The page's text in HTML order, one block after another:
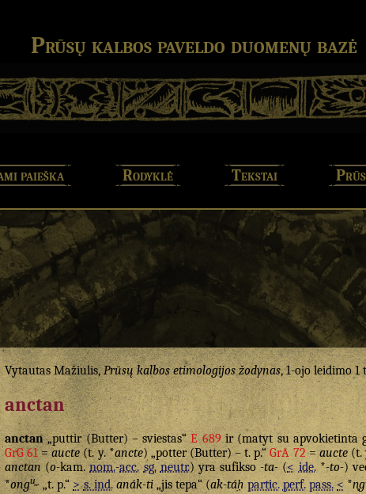
Prūsų kalbos paveldo duomenų bazė
paieška Rodyklė Tekstai
Vytautas Mažiulis,Prūsų kalbos etimologijos žodynas, 1-ojo leidimo 1
anctan
anctan„puttir (Butter) – sviestas“E 689ir (matyt su apvokietinta
GrG 61=aucte(t. y. *ancte) „potter (Butter) – t. p.“GrA 72=aucte(t.
anctan(o-kam.nom.-acc. sg. neutr.) yra sufikso-ta-(< ide.*-to-)
*ongu̯-„t. p.“ > s. ind. anák-ti„jis tepa“ (ak-táḥ partic. perf. pass. <*n̥g